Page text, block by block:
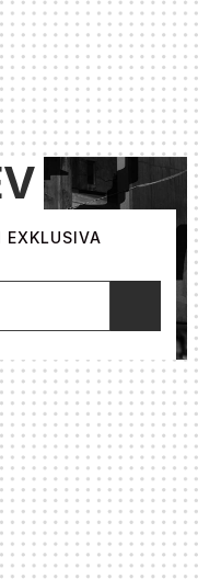
riggpunkter
balkong har utsikt
vattenhål för
och toaletter.
EXKLUSIVA